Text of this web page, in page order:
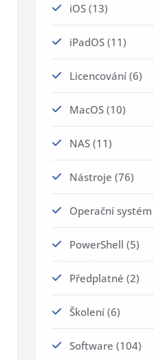
iOS (13)
iPadOS (11)
Licencování (6)
MacOS (10)
NAS (11)
Nástroje (76)
Operační systém
PowerShell (5)
Předplatné (2)
Školení (6)
Software (104)